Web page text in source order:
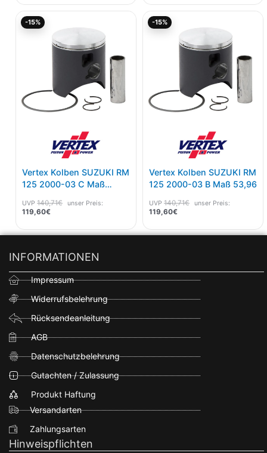
-15%
Vertex Kolben SUZUKI RM
125 2000-03 C Maß
UVP 140,71€
140,71€
unser Preis:
119,60€
119,60€.
-15%
Vertex Kolben SUZUKI RM
125 2000-03 B Maß 53,96
UVP 140,71€
140,71€
unser Preis:
119,60€
119,60€.
INFORMATIONEN
Impressum
Widerrufsbelehrung
Rücksendeanleitung
AGB
Datenschutzbelehrung
Gutachten / Zulassung
Produkt Haftung
Versandarten
Zahlungsarten
Hinweispflichten